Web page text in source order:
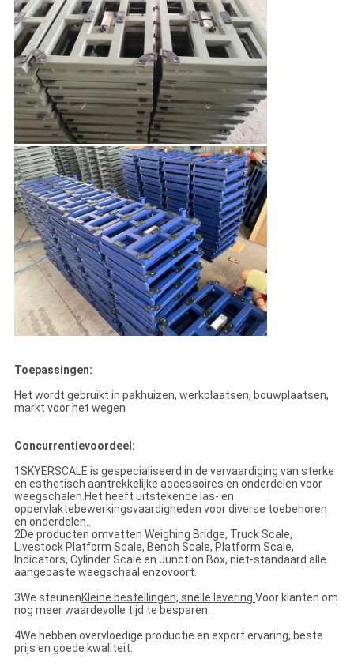
Toepassingen:
Het wordt gebruikt in pakhuizen, werkplaatsen, bouwplaatsen,
markt voor het wegen
Concurrentievoordeel:
1SKYERSCALE is gespecialiseerd in de vervaardiging van sterke
en esthetisch aantrekkelijke accessoires en onderdelen voor
weegschalen.Het heeft uitstekende las- en
oppervlaktebewerkingsvaardigheden voor diverse toebehoren
en onderdelen..
2De producten omvatten Weighing Bridge, Truck Scale,
Livestock Platform Scale, Bench Scale, Platform Scale,
Indicators, Cylinder Scale en Junction Box, niet-standaard alle
aangepaste weegschaal enzovoort.
3We steunenKleine bestellingen, snelle levering.Voor klanten om
nog meer waardevolle tijd te besparen.
4We hebben overvloedige productie en export ervaring, beste
prijs en goede kwaliteit.